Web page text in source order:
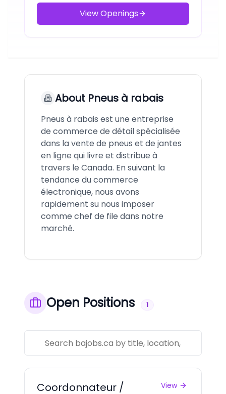
View Openings
About Pneus à rabais
Pneus à rabais est une entreprise
de commerce de détail spécialisée
dans la vente de pneus et de jantes
en ligne qui livre et distribue à
travers le Canada. En suivant la
tendance du commerce
électronique, nous avons
rapidement su nous imposer
comme chef de file dans notre
marché.
Open Positions 1
Coordonnateur / View